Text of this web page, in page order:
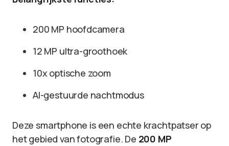
200 MP hoofdcamera
12 MP ultra-groothoek
10x optische zoom
AI-gestuurde nachtmodus
Deze smartphone is een echte krachtpatser op
het gebied van fotografie. De 200 MP